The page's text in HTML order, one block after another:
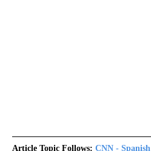
Article Topic Follows: CNN - Spanish